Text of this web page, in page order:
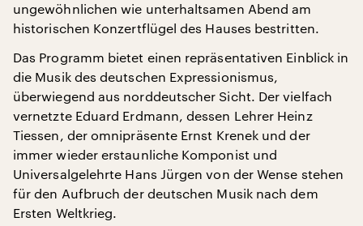
ungewöhnlichen wie unterhaltsamen Abend am
historischen Konzertflügel des Hauses bestritten.
Das Programm bietet einen repräsentativen Einblick in
die Musik des deutschen Expressionismus,
überwiegend aus norddeutscher Sicht. Der vielfach
vernetzte Eduard Erdmann, dessen Lehrer Heinz
Tiessen, der omnipräsente Ernst Krenek und der
immer wieder erstaunliche Komponist und
Universalgelehrte Hans Jürgen von der Wense stehen
für den Aufbruch der deutschen Musik nach dem
Ersten Weltkrieg.